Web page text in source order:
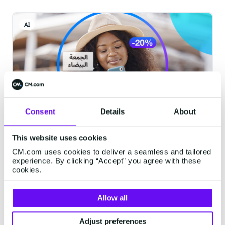
Consent Details About
This website uses cookies
CM.com uses cookies to deliver a seamless and tailored
experience. By clicking “Accept” you agree with these
cookies.
Allow all
Adjust preferences
AI
مساعدة عملائك على اتخاذ قرارات سريعة
في موسم التخفيضات ليوم الجمعة البيضاء
أصبح يوم الجمعة البيضاء لهذا العام قاب قوسين
أو أدنى، مما يجلب معه فرصة عظيمة لتجار التجزئة
لزيادة مبيعاتهم إلى الحد الأقصى. ومع ذلك، فإن
التميز في مثل هذا الحدث التنافسي ليس بالأمر
السهل. يتوقع المستهلكون عروضًا جذابة وعمليات
1 minute read
·
Oct 23, 2024